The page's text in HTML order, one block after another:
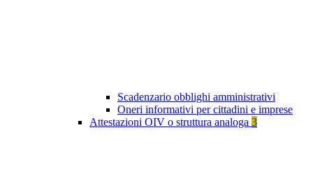
Scadenzario obblighi amministrativi
Oneri informativi per cittadini e imprese
Attestazioni OIV o struttura analoga 3